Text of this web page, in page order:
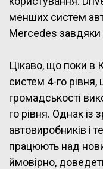
менших систем
Mercedes завдяки
Цікаво, що поки в
систем 4-го рівня,
громадськості
го рівня. Однак із
автовиробників і
працюють над
ймовірно,